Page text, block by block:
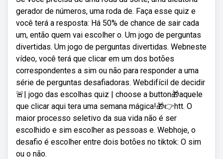
gerador de números, uma roda de. Faça esse quiz e
você terá a resposta: Há 50% de chance de sair cada
um, então quem vai escolher o. Um jogo de perguntas
divertidas. Um jogo de perguntas divertidas. Webneste
vídeo, você terá que clicar em um dos botões
correspondentes a sim ou não para responder a uma
série de perguntas desafiadoras. Webdifícil de decidir
🚨| jogo das escolhas quiz | choose a button🎁aquele
que clicar aqui tera uma semana mágica!🎁👉htt. O
maior processo seletivo da sua vida não é ser
escolhido e sim escolher as pessoas e. Webhoje, o
desafio é escolher entre dois botões no tiktok: O sim
ou o não.